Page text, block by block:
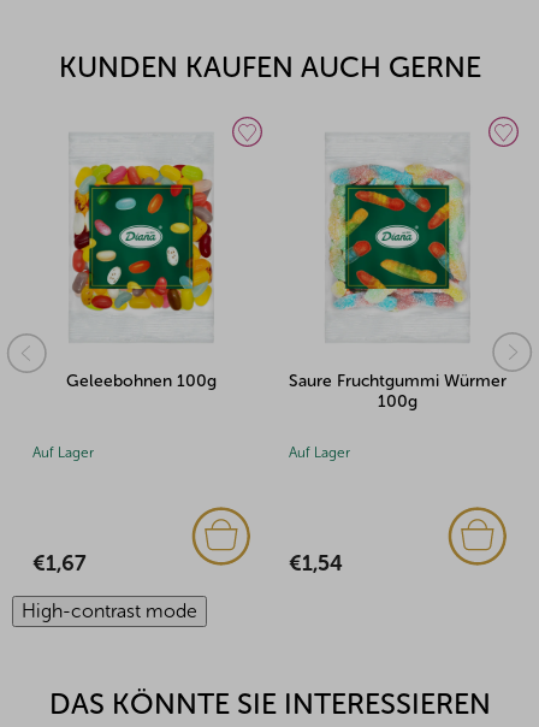
KUNDEN KAUFEN AUCH GERNE
Saure Fruchtgummi Würmer
Mini-Früchte
High-contrast mode
DAS KÖNNTE SIE INTERESSIEREN